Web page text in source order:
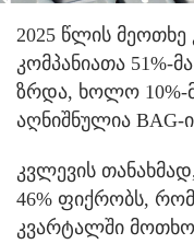
2025 წლის
კომპანიათა 51%-
ზრდა, ხოლო 10%-
აღნიშნულია BAG-
კვლევის
46% ფიქრობს,
კვარტალში